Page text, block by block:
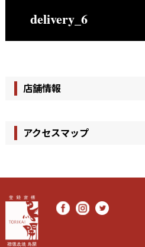
delivery_6
店舗情報
アクセスマップ